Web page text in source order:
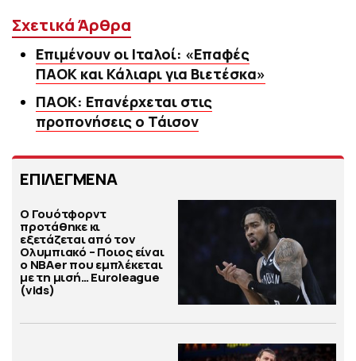
Σχετικά Άρθρα
Επιμένουν οι Ιταλοί: «Επαφές
ΠΑΟΚ και Κάλιαρι για Βιετέσκα»
ΠΑΟΚ: Επανέρχεται στις
προπονήσεις ο Τάισον
ΕΠΙΛΕΓΜΕΝΑ
Ο Γουότφορντ
προτάθηκε κι
εξετάζεται από τον
Ολυμπιακό – Ποιος είναι
ο ΝΒΑer που εμπλέκεται
με τη μισή… Euroleague
(vids)